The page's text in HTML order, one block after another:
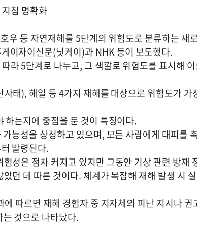
침 명확화
우 등 자연재해를 5단계의 위험도로 분류하는 새
이자이신문(닛케이)과 NHK 등이 보도했다.
라 5단계로 나누고, 그 색깔로 위험도를 표시해
태), 해일 등 4가지 재해를 대상으로 위험도가 가
하는지에 중점을 둔 것이 특징이다.
능성을 상정하고 있으며, 모든 사람에게 대피를
발령된다.
성은 점차 커지고 있지만 그동안 기상 관련 방재
던 데 따른 것이다. 체계가 복잡해 재해 발생 시
따르면 재해 경험자 중 지자체의 피난 지시나 권
것으로 나타났다.